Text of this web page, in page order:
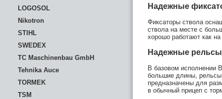
LOGOSOL
Nikotron
STIHL
SWEDEX
TC Maschinenbau GmbH
Tehnika Auce
TORMEK
TSM
Надежные
Фиксаторы ствола
ствола на месте с
хорошо работают как
Надежные
В базовом исполнении
большие длины,
предназначены для
в обычный прицеп с